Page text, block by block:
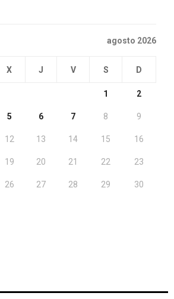
agosto 2026
X J V S D
1 2
5 6 7 8 9
12 13 14 15 16
19 20 21 22 23
26 27 28 29 30